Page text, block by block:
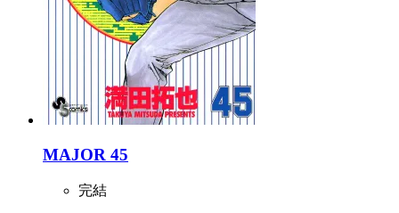
MAJOR 45
完結